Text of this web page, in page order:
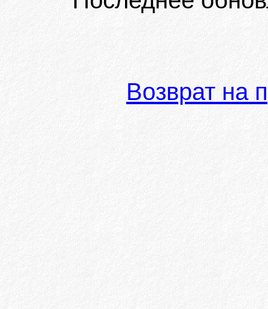
Возврат на